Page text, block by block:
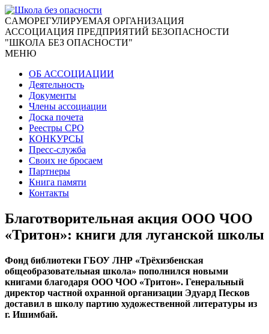
CАМОРЕГУЛИРУЕМАЯ ОРГАНИЗАЦИЯ
АССОЦИАЦИЯ ПРЕДПРИЯТИЙ БЕЗОПАСНОСТИ
"ШКОЛА БЕЗ ОПАСНОСТИ"
МЕНЮ
ОБ АССОЦИАЦИИ
Деятельность
Документы
Члены ассоциации
Доска почета
Реестры СРО
КОНКУРСЫ
Пресс-служба
Своих не бросаем
Партнеры
Книга памяти
Контакты
Благотворительная акция ООО ЧОО
«Тритон»: книги для луганской школы
Фонд библиотеки ГБОУ ЛНР «Трёхизбенская
общеобразовательная школа» пополнился новыми
книгами благодаря ООО ЧОО «Тритон». Генеральный
директор частной охранной организации Эдуард Песков
доставил в школу партию художественной литературы из
г. Ишимбай.